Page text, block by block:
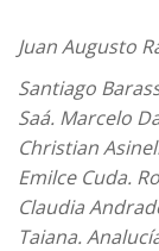
Juan Augusto
Santiago
Saá. Marcelo
Christian
Emilce Cuda.
Claudia
Taiana.